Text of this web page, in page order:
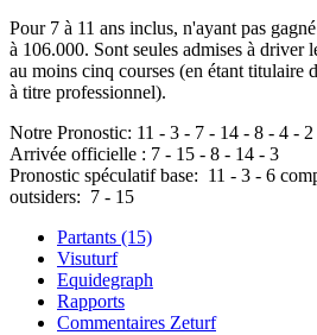
Pour 7 à 11 ans inclus, n'ayant pas
à 106.000. Sont seules admises à driver
au moins cinq courses (en étant titulaire
à titre professionnel).
Notre Pronostic: 11 - 3 - 7 - 14 - 8 - 4 - 2
Arrivée officielle : 7 - 15 - 8 - 14 - 3
Pronostic spéculatif base: 11 - 3 - 6
outsiders: 7 - 15
Partants (15)
Visuturf
Equidegraph
Rapports
Commentaires Zeturf